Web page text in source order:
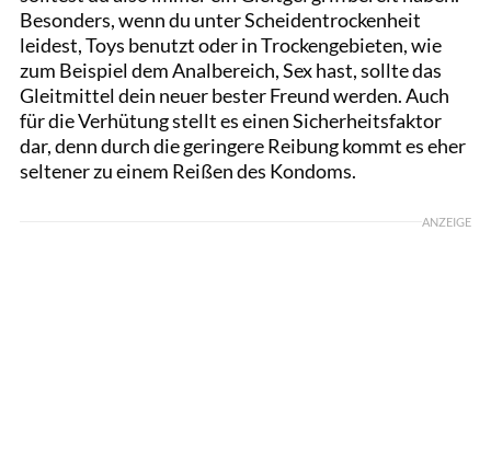
Besonders, wenn du unter Scheidentrockenheit
leidest, Toys benutzt oder in Trockengebieten, wie
zum Beispiel dem Analbereich, Sex hast, sollte das
Gleitmittel dein neuer bester Freund werden. Auch
für die Verhütung stellt es einen Sicherheitsfaktor
dar, denn durch die geringere Reibung kommt es eher
seltener zu einem Reißen des Kondoms.
ANZEIGE